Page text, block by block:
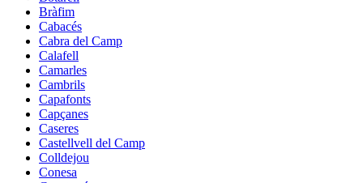
Bràfim
Cabacés
Cabra del Camp
Calafell
Camarles
Cambrils
Capafonts
Capçanes
Caseres
Castellvell del Camp
Colldejou
Conesa